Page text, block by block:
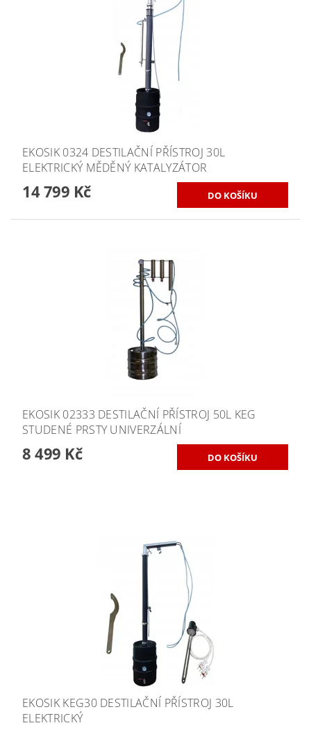
EKOSIK 0324 DESTILAČNÍ PŘÍSTROJ 30L
ELEKTRICKÝ MĚDĚNÝ KATALYZÁTOR
14 799 Kč
EKOSIK 02333 DESTILAČNÍ PŘÍSTROJ 50L KEG
STUDENÉ PRSTY UNIVERZÁLNÍ
8 499 Kč
EKOSIK KEG30 DESTILAČNÍ PŘÍSTROJ 30L
ELEKTRICKÝ